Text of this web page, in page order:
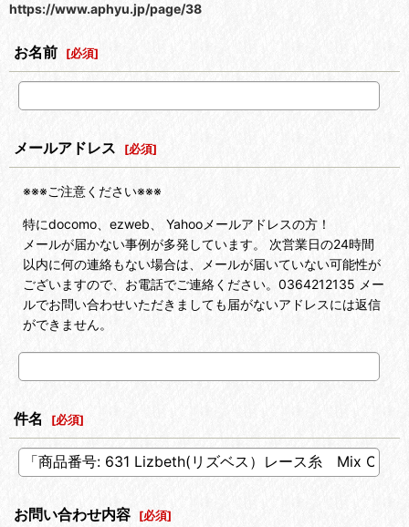
https://www.aphyu.jp/page/38
お名前 [必須]
メールアドレス [必須]
※※※ご注意ください※※※
特にdocomo、ezweb、 Yahooメールアドレスの方！
メールが届かない事例が多発しています。 次営業日の24時間
以内に何の連絡もない場合は、メールが届いていない可能性が
ございますので、お電話でご連絡ください。0364212135 メー
ルでお問い合わせいただきましても届がないアドレスには返信
ができません。
件名 [必須]
お問い合わせ内容 [必須]